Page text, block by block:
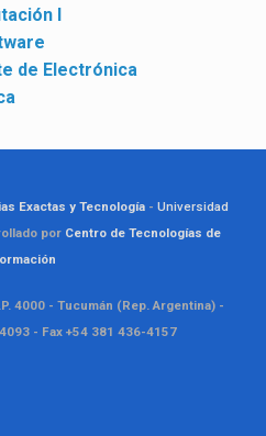
I
de Electrónica
Exactas y Tecnología- Universidad
por Centro de Tecnologías de
4000 - Tucumán (Rep. Argentina) -
- Fax +54 381 436-4157